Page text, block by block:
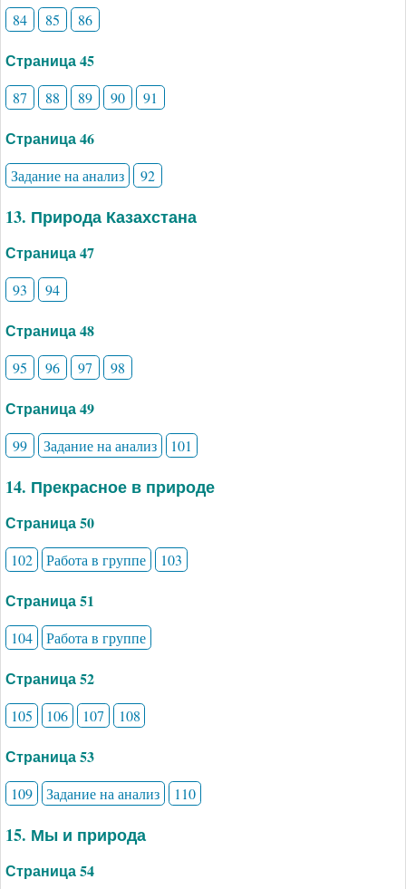
84 85 86
Страница 45
87 88 89 90 91
Страница 46
Задание на анализ 92
13. Природа Казахстана
Страница 47
93 94
Страница 48
95 96 97 98
Страница 49
99 Задание на анализ 101
14. Прекрасное в природе
Страница 50
102 Работа в группе 103
Страница 51
104 Работа в группе
Страница 52
105 106 107 108
Страница 53
109 Задание на анализ 110
15. Мы и природа
Страница 54